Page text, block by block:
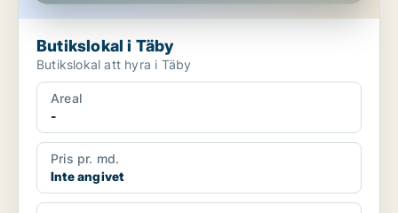
Butikslokal i Täby
Butikslokal att hyra i Täby
Areal
-
Pris pr. md.
Inte angivet